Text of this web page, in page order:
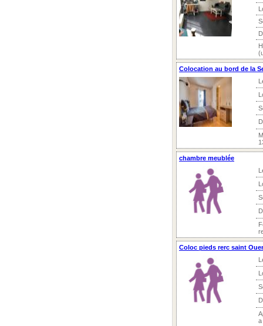
Colocation au bord de la
chambre meublée
Coloc pieds rerc saint
a